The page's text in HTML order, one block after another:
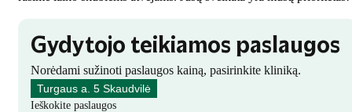
Gydytojo teikiamos paslaugos
Norėdami sužinoti paslaugos kainą, pasirinkite kliniką.
Turgaus a. 5 Skaudvilė
Ieškokite paslaugos